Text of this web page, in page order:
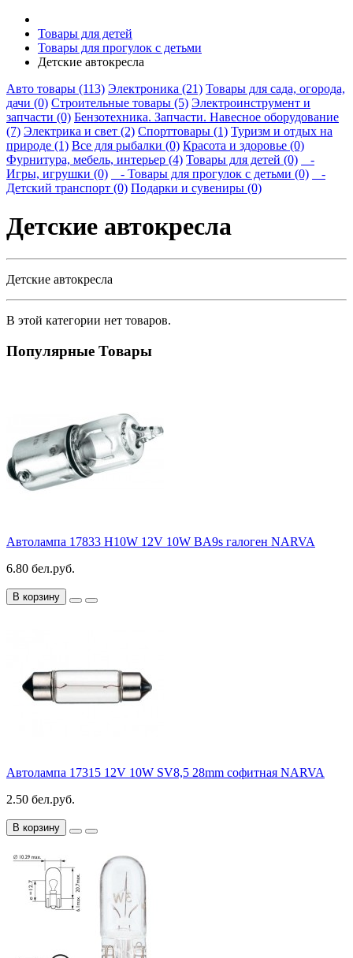
Товары для детей
Товары для прогулок с детьми
Детские автокресла
Авто товары (113) Электроника (21) Товары для сада, огорода,
дачи (0) Строительные товары (5) Электроинструмент и
запчасти (0) Бензотехника. Запчасти. Навесное оборудование
(7) Электрика и свет (2) Спорттовары (1) Туризм и отдых на
природе (1) Все для рыбалки (0) Красота и здоровье (0)
Фурнитура, мебель, интерьер (4) Товары для детей (0)
-
Игры, игрушки (0)
- Товары для прогулок с детьми (0)
-
Детский транспорт (0) Подарки и сувениры (0)
Детские автокресла
Детские автокресла
В этой категории нет товаров.
Популярные Товары
Автолампа 17833 H10W 12V 10W BA9s галоген NARVA
6.80 бел.руб.
В корзину
Автолампа 17315 12V 10W SV8,5 28mm софитная NARVA
2.50 бел.руб.
В корзину